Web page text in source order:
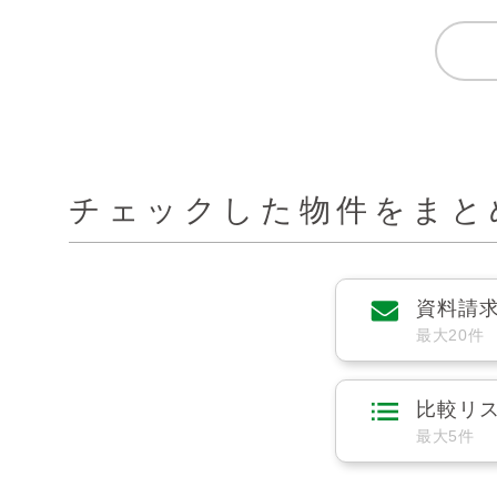
チェックした物件をまと
資料請
最大20件
比較リ
最大5件